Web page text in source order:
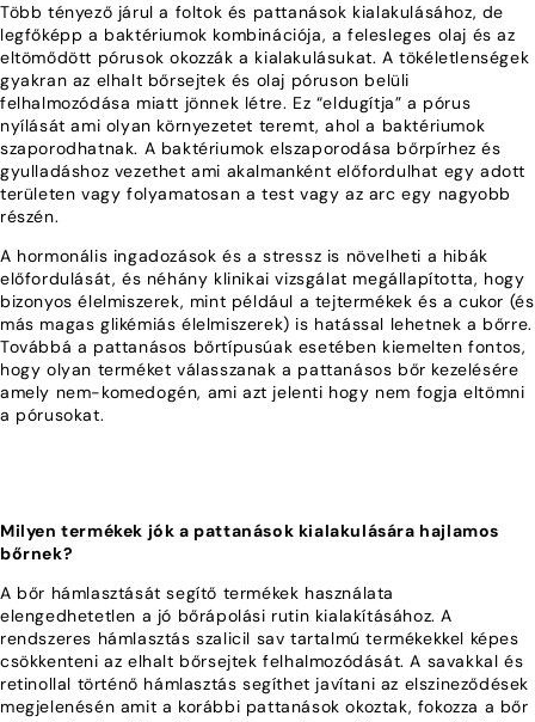
Több tényező járul a foltok és pattanások kialakulásához, de
legfőképp a baktériumok kombinációja, a felesleges olaj és az
eltömődött pórusok okozzák a kialakulásukat. A tökéletlenségek
gyakran az elhalt bőrsejtek és olaj póruson belüli
felhalmozódása miatt jönnek létre. Ez “eldugítja” a pórus
nyílását ami olyan környezetet teremt, ahol a baktériumok
szaporodhatnak. A baktériumok elszaporodása bőrpírhez és
gyulladáshoz vezethet ami akalmanként előfordulhat egy adott
területen vagy folyamatosan a test vagy az arc egy nagyobb
részén.
A hormonális ingadozások és a stressz is növelheti a hibák
előfordulását, és néhány klinikai vizsgálat megállapította, hogy
bizonyos élelmiszerek, mint például a tejtermékek és a cukor (és
más magas glikémiás élelmiszerek) is hatással lehetnek a bőrre.
Továbbá a pattanásos bőrtípusúak esetében kiemelten fontos,
hogy olyan terméket válasszanak a pattanásos bőr kezelésére
amely nem-komedogén, ami azt jelenti hogy nem fogja eltömni
a pórusokat.
Milyen termékek jók a pattanások kialakulására hajlamos
bőrnek?
A bőr hámlasztását segítő termékek használata
elengedhetetlen a jó bőrápolási rutin kialakításához. A
rendszeres hámlasztás szalicil sav tartalmú termékekkel képes
csökkenteni az elhalt bőrsejtek felhalmozódását. A savakkal és
retinollal történő hámlasztás segíthet javítani az elszineződések
megjelenésén amit a korábbi pattanások okoztak, fokozza a bőr